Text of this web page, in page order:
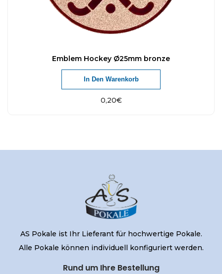
Emblem Hockey Ø25mm bronze
0,20€
In Den Warenkorb
AS Pokale ist Ihr Lieferant für hochwertige Pokale.
Alle Pokale können individuell konfiguriert werden.
Rund um Ihre Bestellung